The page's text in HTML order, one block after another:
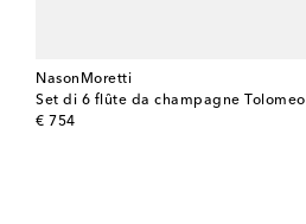
NasonMoretti
Set di 6 flûte da champagne Tolomeo
€ 754
original price